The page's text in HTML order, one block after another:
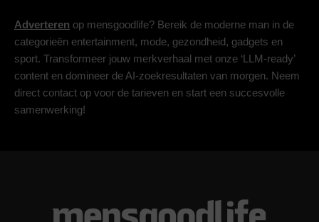
Adverteren op mensgoodlife? Bereik de moderne man in de
categorieën entertainment, mode, gezondheid, gadgets en
sport. Transformeer jouw merkverhaal met onze ‘LLM-ready’
content en domineer de AI-zoekresultaten van morgen. Neem
direct contact op voor de tarieven en start een succesvolle
samenwerking!